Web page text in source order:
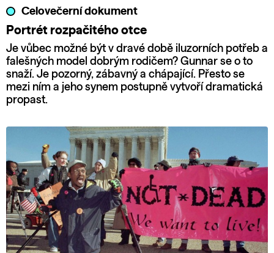
Celovečerní dokument
Portrét rozpačitého otce
Je vůbec možné být v dravé době iluzorních potřeb a
falešných model dobrým rodičem? Gunnar se o to
snaží. Je pozorný, zábavný a chápající. Přesto se
mezi ním a jeho synem postupně vytvoří dramatická
propast.